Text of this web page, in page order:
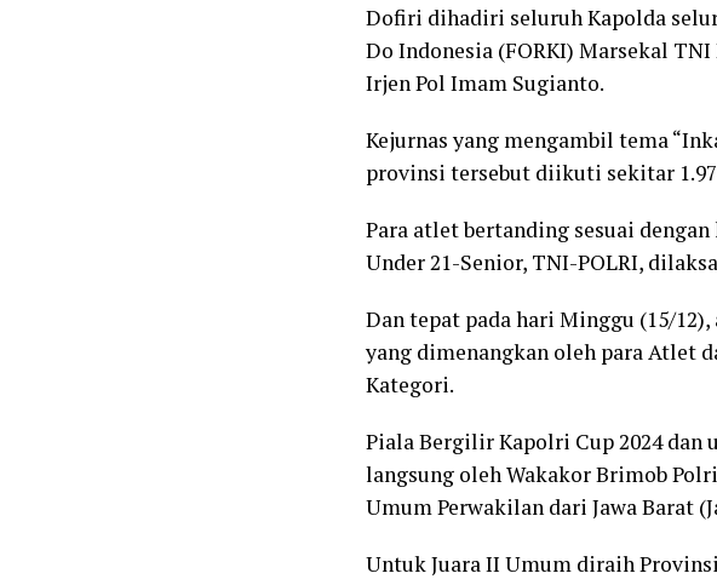
Dofiri dihadiri seluruh Kapolda
Do Indonesia (FORKI) Marsekal
Irjen Pol Imam Sugianto.
Kejurnas yang mengambil tema
provinsi tersebut diikuti sekitar
Para atlet bertanding sesuai
Under 21-Senior, TNI-POLRI,
Dan tepat pada hari Minggu (15/
yang dimenangkan oleh para Atlet
Kategori.
Piala Bergilir Kapolri Cup 2024 dan
langsung oleh Wakakor Brimob
Umum Perwakilan dari Jawa Barat
Untuk Juara II Umum diraih